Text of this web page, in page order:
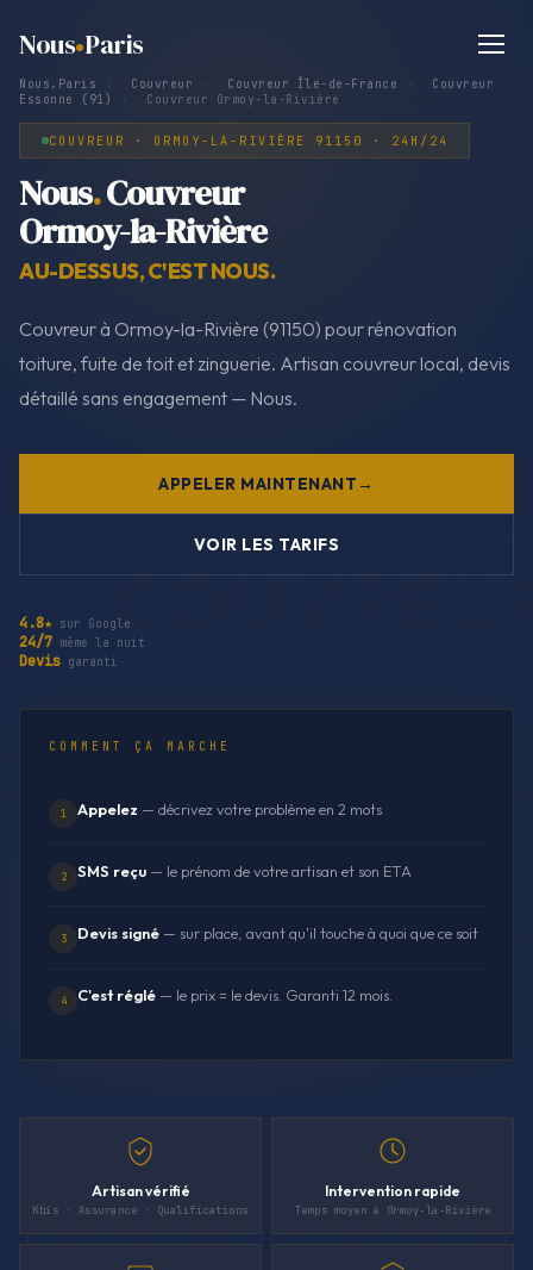
Nous Paris
Nous.Paris Couvreur Couvreur Île-de-France
Couvreur
Essonne (91)
Couvreur Ormoy-la-Rivière
COUVREUR · ORMOY-LA-RIVIÈRE 91150 · 24H/24
Nous.Couvreur
Ormoy-la-Rivière
AU-DESSUS, C'EST NOUS.
Couvreur à Ormoy-la-Rivière (91150) pour rénovation
toiture, fuite de toit et zinguerie. Artisan couvreur local, devis
détaillé sans engagement — Nous.
APPELER MAINTENANT
VOIR LES TARIFS
4.8★ sur Google
24/7 même la nuit
Devis garanti
COMMENT ÇA MARCHE
1 Appelez — décrivez votre problème en 2 mots
2 SMS reçu — le prénom de votre artisan et son ETA
3 Devis signé — sur place, avant qu'il touche à quoi que ce soit
4 C'est réglé — le prix = le devis. Garanti 12 mois.
Artisan vérifié
Kbis · Assurance · Qualifications
Intervention rapide
Temps moyen à Ormoy-la-Rivière